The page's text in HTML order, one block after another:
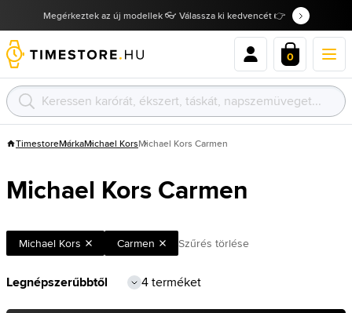
Megérkeztek az új modellek 👓 Válassza ki kedvencét 👉
0
TimestoreMárkaMichael KorsMichael Kors Carmen
Michael Kors Carmen
Michael Kors Carmen Szűrés törlése
4 terméket